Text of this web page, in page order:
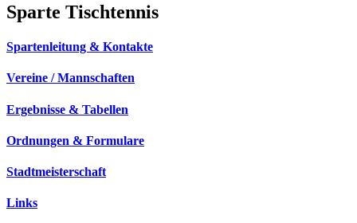
Sparte Tischtennis
Spartenleitung & Kontakte
Vereine / Mannschaften
Ergebnisse & Tabellen
Ordnungen & Formulare
Stadtmeisterschaft
Links